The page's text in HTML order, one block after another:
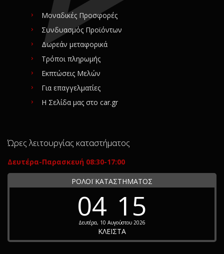
Μοναδικές Προσφορές
Συνδυασμός Προϊόντων
Δωρεάν μεταφορικά
Τρόποι πληρωμής
Εκπτώσεις Μελών
Για επαγγελματίες
Η Σελίδα μας στο car.gr
Ώρες λειτουργίας καταστήματος
Δευτέρα-Παρασκευή 08:30-17:00
ΡΟΛΟΪ ΚΑΤΑΣΤΗΜΑΤΟΣ
04 15
Δευτέρα, 10 Αυγούστου 2026
ΚΛΕΙΣΤΑ